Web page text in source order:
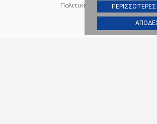
Πολιτική Cookies
SOCIAL MEDIA